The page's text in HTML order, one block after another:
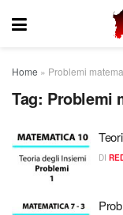
Home » Problemi
Tag: Problemi
DI